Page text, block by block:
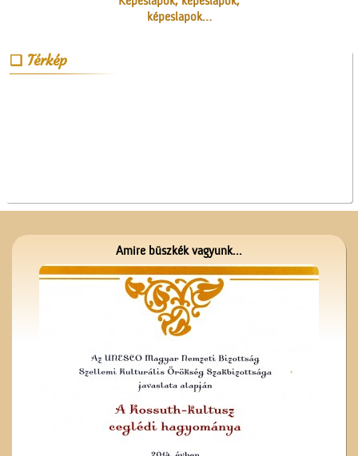
képeslapok…
Népi Kollégium diákjai
énekelnek
Térkép
Amire büszkék vagyunk...